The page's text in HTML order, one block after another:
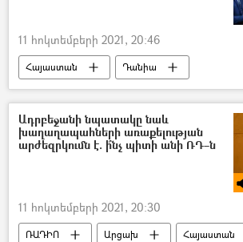
11 հոկտեմբերի 2021, 20:46
Հայաստան Դանիա
Ադրբեջանի նպատակը նաև
խաղաղապահների առաքելության
արժեզրկումն է. ի՞նչ պիտի անի ՌԴ–ն
11 հոկտեմբերի 2021, 20:30
ՌԱԴԻՈ Արցախ
Հայաստան